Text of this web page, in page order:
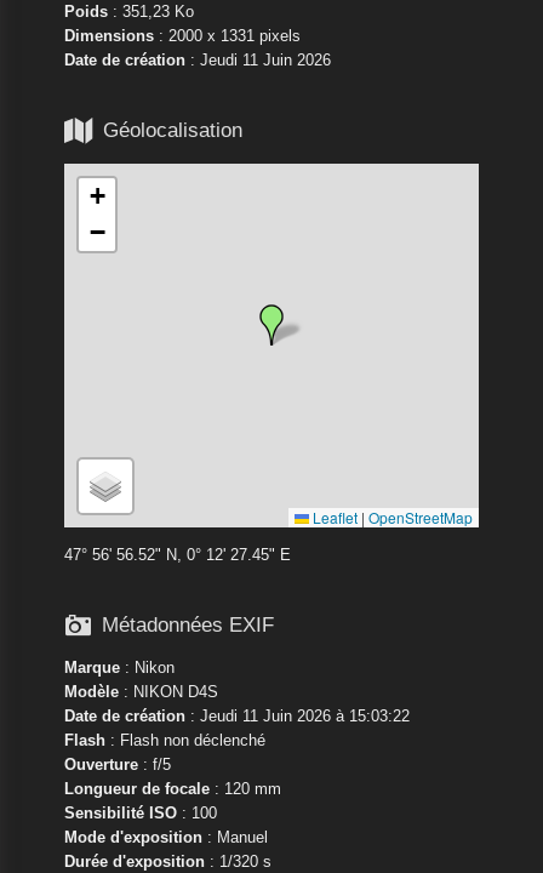
Poids: 351,23 Ko
Dimensions: 2000 x 1331 pixels
Date de création: Jeudi 11 Juin 2026
 Géolocalisation
+
−
Leaflet | OpenStreetMap
47° 56' 56.52" N, 0° 12' 27.45" E
 Métadonnées EXIF
Marque: Nikon
Modèle: NIKON D4S
Date de création: Jeudi 11 Juin 2026 à 15:03:22
Flash: Flash non déclenché
Ouverture: f/5
Longueur de focale: 120 mm
Sensibilité ISO: 100
Mode d'exposition: Manuel
Durée d'exposition: 1/320 s